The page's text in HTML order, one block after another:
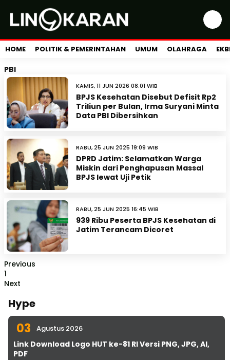
HOME POLITIK & PEMERINTAHAN UMUM OLAHRAGA
PBI
KAMIS, 11 JUN 2026 08:01 WIB
BPJS Kesehatan Disebut Defisit Rp2
Triliun per Bulan, Irma Suryani Minta
Data PBI Dibersihkan
RABU, 25 JUN 2025 19:09 WIB
DPRD Jatim: Selamatkan Warga
Miskin dari Penghapusan Massal
BPJS lewat Uji Petik
RABU, 25 JUN 2025 16:45 WIB
939 Ribu Peserta BPJS Kesehatan di
Jatim Terancam Dicoret
Previous
1
Next
Hype
03 Agustus 2026
Link Download Logo HUT ke-81 RI Versi PNG, JPG, AI,
PDF